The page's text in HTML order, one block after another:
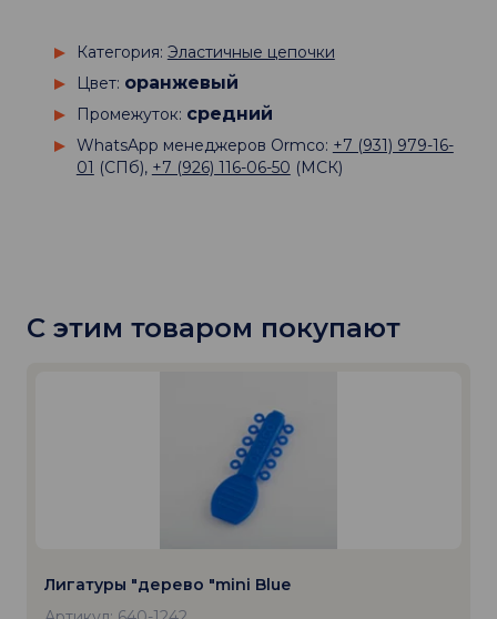
Категория: Эластичные цепочки
Цвет: оранжевый
Промежуток: средний
WhatsApp менеджеров Ormco: +7 (931) 979-16-
01 (СПб), +7 (926) 116-06-50 (МСК)
С этим товаром покупают
Лигатуры "дерево "mini Blue